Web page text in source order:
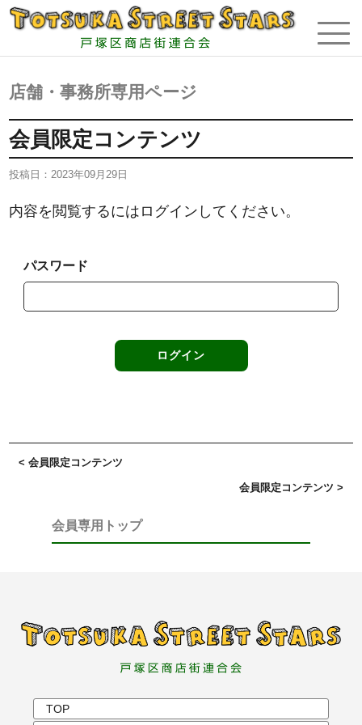
店舗・事務所専用ページ
会員限定コンテンツ
投稿日：2023年09月29日
内容を閲覧するにはログインしてください。
パスワード
< 会員限定コンテンツ
会員限定コンテンツ >
会員専用トップ
TOP